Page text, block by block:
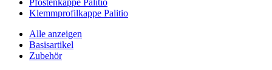
Pfostenkappe Palitio
Klemmprofilkappe Palitio
Alle anzeigen
Basisartikel
Zubehör